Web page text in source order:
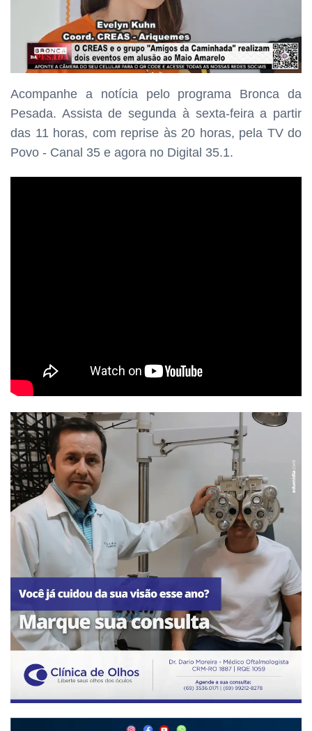
Acompanhe a notícia pelo programa Bronca da
Pesada. Assista de segunda à sexta-feira a partir
das 11 horas, com reprise às 20 horas, pela TV do
Povo - Canal 35 e agora no Digital 35.1.